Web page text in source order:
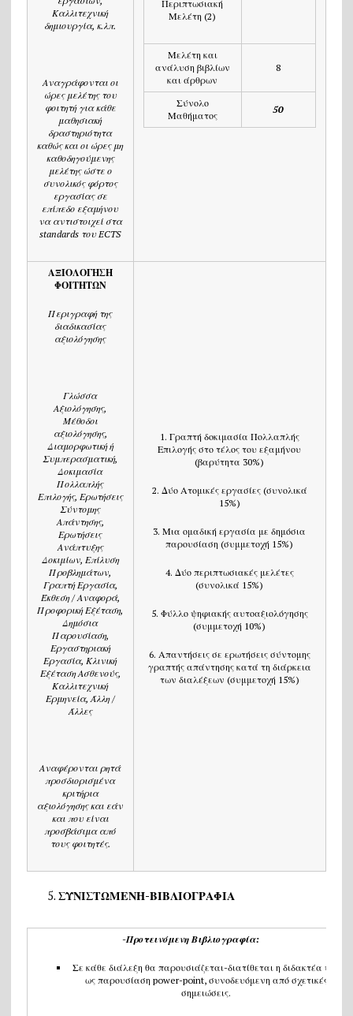
Καλλιτεχνική
δημιουργία, κ.λπ.
Αναγράφονται οι
ώρες μελέτης του
φοιτητή για κάθε
μαθησιακή
δραστηριότητα
καθώς και οι ώρες μη
καθοδηγούμενης
μελέτης ώστε ο
συνολικός φόρτος
εργασίας σε
επίπεδο εξαμήνου
να αντιστοιχεί στα
standards του ECTS
Περιπτωσιακή
Μελέτη (2)
Μελέτη και
ανάλυση βιβλίων
και άρθρων
8
Σύνολο
Μαθήματος
50
ΑΞΙΟΛΟΓΗΣΗ
ΦΟΙΤΗΤΩΝ
Περιγραφή της
διαδικασίας
αξιολόγησης
Γλώσσα
Αξιολόγησης,
Μέθοδοι
αξιολόγησης,
Διαμορφωτική ή
Συμπερασματική,
Δοκιμασία
Πολλαπλής
Επιλογής, Ερωτήσεις
Σύντομης
Απάντησης,
Ερωτήσεις
Ανάπτυξης
Δοκιμίων, Επίλυση
Προβλημάτων,
Γραπτή Εργασία,
Έκθεση / Αναφορά,
Προφορική Εξέταση,
Δημόσια
Παρουσίαση,
Εργαστηριακή
Εργασία, Κλινική
Εξέταση Ασθενούς,
Καλλιτεχνική
Ερμηνεία, Άλλη /
Άλλες
Αναφέρονται ρητά
προσδιορισμένα
κριτήρια
αξιολόγησης και εάν
και που είναι
προσβάσιμα από
τους φοιτητές.
1. Γραπτή δοκιμασία Πολλαπλής
Επιλογής στο τέλος του εξαμήνου
(βαρύτητα 30%)
2. Δύο Ατομικές εργασίες (συνολικά
15%)
3. Μια ομαδική εργασία με δημόσια
παρουσίαση (συμμετοχή 15%)
4. Δύο περιπτωσιακές μελέτες
(συνολικά 15%)
5. Φύλλο ψηφιακής αυτοαξιολόγησης
(συμμετοχή 10%)
6. Απαντήσεις σε ερωτήσεις σύντομης
γραπτής απάντησης κατά τη διάρκεια
των διαλέξεων (συμμετοχή 15%)
ΣΥΝΙΣΤΩΜΕΝΗ-ΒΙΒΛΙΟΓΡΑΦΙΑ
-Προτεινόμενη Βιβλιογραφία:
Σε κάθε διάλεξη θα παρουσιάζεται-διατίθεται η διδακτέα ύλη
ως παρουσίαση power-point, συνοδευόμενη από σχετικές
σημειώσεις.